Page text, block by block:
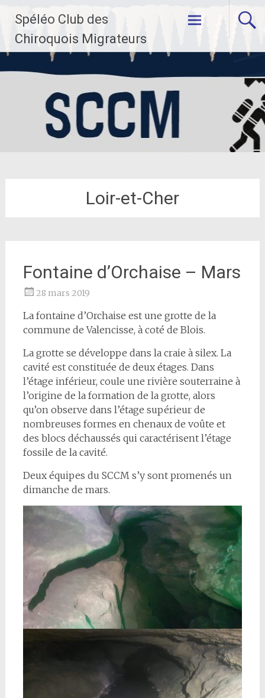
contenu
principal
Spéléo Club des
Chiroquois Migrateurs
Loir-et-Cher
Fontaine d’Orchaise – Mars
28 mars 2019
La fontaine d’Orchaise est une grotte de la
commune de Valencisse, à coté de Blois.
La grotte se développe dans la craie à silex. La
cavité est constituée de deux étages. Dans
l’étage inférieur, coule une rivière souterraine à
l’origine de la formation de la grotte, alors
qu’on observe dans l’étage supérieur de
nombreuses formes en chenaux de voûte et
des blocs déchaussés qui caractérisent l’étage
fossile de la cavité.
Deux équipes du SCCM s’y sont promenés un
dimanche de mars.